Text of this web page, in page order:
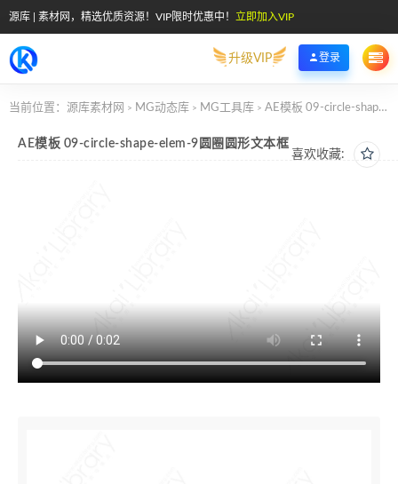
源库 | 素材网，精选优质资源！VIP限时优惠中！ 立即加入VIP
升级VIP 登录
当前位置： 源库素材网 > MG动态库 > MG工具库 > AE模板 09-circle-shape-elem-9圆圈圆形文本框
喜欢收藏:
AE模板 09-circle-shape-elem-9圆圈圆形文本框